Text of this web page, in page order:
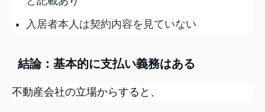
入居者本人は契約内容を見ていない
結論：基本的に支払い義務はある
不動産会社の立場からすると、